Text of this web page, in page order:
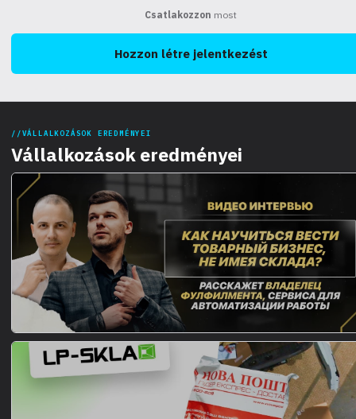
Csatlakozzon most
Hozzon létre jelentkezést
VÁLLALKOZÁSOK EREDMÉNYEI
Vállalkozások eredményei